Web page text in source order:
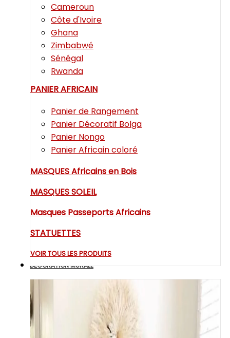
Cameroun
Côte d'Ivoire
Ghana
Zimbabwé
Sénégal
Rwanda
PANIER AFRICAIN
Panier de Rangement
Panier Décoratif Bolga
Panier Nongo
Panier Africain coloré
MASQUES Africains en Bois
MASQUES SOLEIL
Masques Passeports Africains
STATUETTES
VOIR TOUS LES PRODUITS
DECORATION MURALE